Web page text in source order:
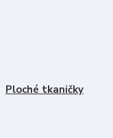
Ploché tkaničky